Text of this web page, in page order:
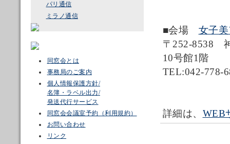
■会場 女子
〒252-8538
10号館1階
TEL:042-778-
詳細は、 WEB
パリ通信
ミラノ通信
同窓会とは
事務局のご案内
個人情報保護方針/
名簿・ラベル出力/
発送代行サービス
同窓会会議室予約（利用規約）
お問い合わせ
リンク